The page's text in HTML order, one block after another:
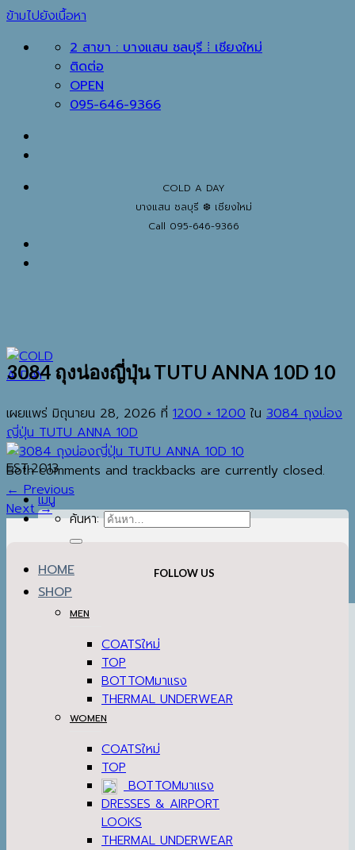
ข้ามไปยังเนื้อหา
2 สาขา : บางแสน ชลบุรี ⁞ เชียงใหม่
ติดต่อ
OPEN
095-646-9366
COLD A DAY
บางแสน ชลบุรี ❆ เชียงใหม่
Call 095-646-9366
EST.2013
เมนู
ค้นหา:
HOME
SHOP
MEN
COATS
TOP
BOTTOM
THERMAL UNDERWEAR
WOMEN
COATS
TOP
BOTTOM
DRESSES & AIRPORT
LOOKS
THERMAL UNDERWEAR
3084 ถุงน่องญี่ปุ่น TUTU ANNA 10D 10
เผยแพร่ มิถุนายน 28, 2026 ที่ 1200 × 1200 ใน 3084 ถุงน่อง
ญี่ปุ่น TUTU ANNA 10D
Both comments and trackbacks are currently closed.
←Previous
Next→
FOLLOW US